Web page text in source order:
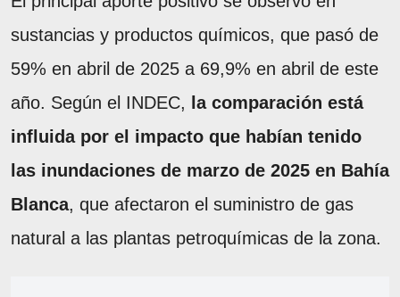
sustancias y productos químicos, que pasó de
59% en abril de 2025 a 69,9% en abril de este
año. Según el INDEC,
la comparación está
influida por el impacto que habían tenido
las inundaciones de marzo de 2025 en Bahía
Blanca, que afectaron el suministro de gas
natural a las plantas petroquímicas de la zona.